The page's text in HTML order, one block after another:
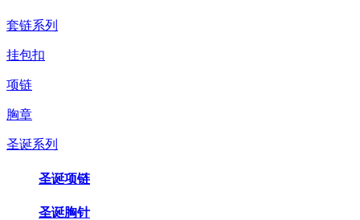
套链系列
挂包扣
项链
胸章
圣诞系列
圣诞项链
圣诞胸针